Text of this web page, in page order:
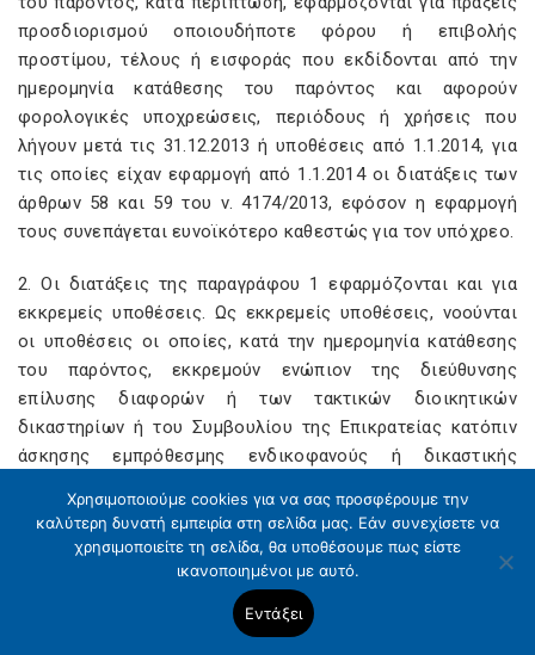
προσδιορισμού οποιουδήποτε φόρου ή επιβολής
προστίμου, τέλους ή εισφοράς που εκδίδονται από την
ημερομηνία κατάθεσης του παρόντος και αφορούν
φορολογικές υποχρεώσεις, περιόδους ή χρήσεις που
λήγουν μετά τις 31.12.2013 ή υποθέσεις από 1.1.2014, για
τις οποίες είχαν εφαρμογή από 1.1.2014 οι διατάξεις των
άρθρων 58 και 59 του ν. 4174/2013, εφόσον η εφαρμογή
τους συνεπάγεται ευνοϊκότερο καθεστώς για τον υπόχρεο.
2. Οι διατάξεις της παραγράφου 1 εφαρμόζονται και για
εκκρεμείς υποθέσεις. Ως εκκρεμείς υποθέσεις, νοούνται
οι υποθέσεις οι οποίες, κατά την ημερομηνία κατάθεσης
του παρόντος, εκκρεμούν ενώπιον της διεύθυνσης
επίλυσης διαφορών ή των τακτικών διοικητικών
δικαστηρίων ή του Συμβουλίου της Επικρατείας κατόπιν
άσκησης εμπρόθεσμης ενδικοφανούς ή δικαστικής
για τις οποίες εκκρεμεί η προθεσμία άσκησης
ενδικοφανούς ή δικαστικής προσφυγής ή τακτικού
ενδίκου μέσου ή αίτησης αναίρεσης, καθώς και υποθέσεις
για τις οποίες έχουν εκδοθεί οι σχετικές πράξεις αλλά
δεν έχουν κοινοποιηθεί κατά την ημερομηνία κατάθεσης
Χρησιμοποιούμε cookies για να σας προσφέρουμε την
καλύτερη δυνατή εμπειρία στη σελίδα μας. Εάν συνεχίσετε να
χρησιμοποιείτε τη σελίδα, θα υποθέσουμε πως είστε
ικανοποιημένοι με αυτό.
Εντάξει